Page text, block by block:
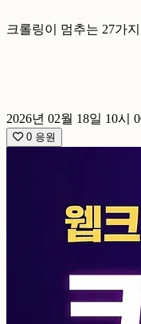
크롤링이 멈추는 27가
2026년 02월 18일 10시
0 응원